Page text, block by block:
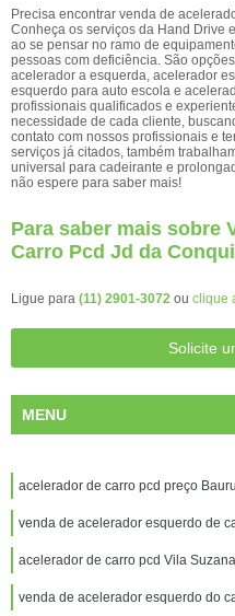
Precisa encontrar venda de
Conheça os serviços da Hand Drive
ao se pensar no ramo de
pessoas com deficiência. São
acelerador a esquerda, acelerador
esquerdo para auto escola e
profissionais qualificados e
necessidade de cada cliente,
contato com nossos profissionais e
serviços já citados, também
universal para cadeirante e
não espere para saber mais!
Para saber mais sobre
Carro Pcd Jd da
Ligue para (11) 2901-3072 ou clique
Solicite
MENU
acelerador de carro pcd preço Bauru
venda de acelerador esquerdo de
acelerador de carro pcd Vila Suzana
venda de acelerador esquerdo do